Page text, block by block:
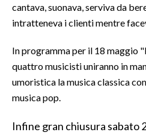
#CARAUNIONE
INSULARITÀ
INFO AZIENDE
cantava, suonava, serviva da
intratteneva i clienti mentre
In programma per il 18 maggio
quattro musicisti uniranno in
umoristica la musica classica
musica pop.
Infine gran chiusura sabato